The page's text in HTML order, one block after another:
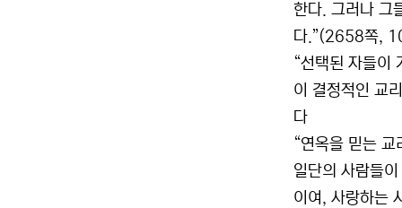
한다. 그러나 그
다.”(2658쪽,
“선택된 자들
이 결정적인 교
다
“연옥을 믿는
일단의 사람들
이여, 사랑하는